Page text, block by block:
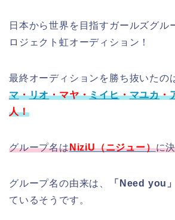
日本から世界を目指すガールズグル
ロジェクト虹オーディション！
最終オーディションを勝ち抜いたの
マ・リオ・マヤ・ミイヒ・マユカ・
人！
グループ名はNiziU（ニジュー）に
グループ名の由来は、 「Need you」
ているそうです。